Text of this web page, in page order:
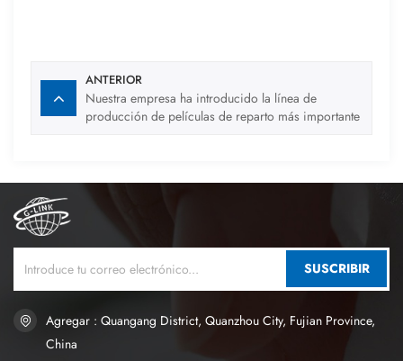
ANTERIOR
Nuestra empresa ha introducido la línea de
producción de películas de reparto más importante
SUSCRIBIR
Agregar : Quangang District, Quanzhou City, Fujian Province,
China